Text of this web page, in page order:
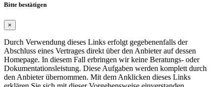
Bitte bestätigen
×
Durch Verwendung dieses Links erfolgt gegebenenfalls der
Abschluss eines Vertrages direkt über den Anbieter auf dessen
Homepage. In diesem Fall erbringen wir keine Beratungs- oder
Dokumentationsleistung. Diese Aufgaben werden komplett durch
den Anbieter übernommen. Mit dem Anklicken dieses Links